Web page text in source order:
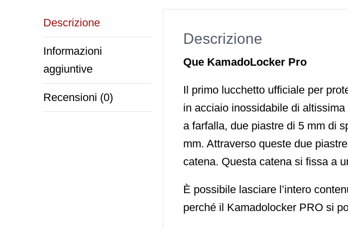
Descrizione
Informazioni
aggiuntive
Recensioni (0)
Descrizione
Que KamadoLocker Pro
Il primo lucchetto ufficiale per
in acciaio inossidabile di
a farfalla, due piastre di 5 mm di
mm. Attraverso queste due
catena. Questa catena si fissa a
È possibile lasciare l’intero
perché il Kamadolocker PRO si